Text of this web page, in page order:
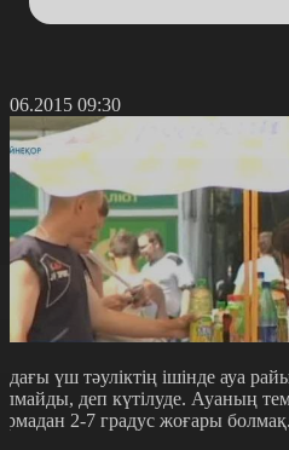
09:30
үш тәуліктің ішінде ауа
деп күтілуде. Ауаның
2-7 градус жоғары болмақ.